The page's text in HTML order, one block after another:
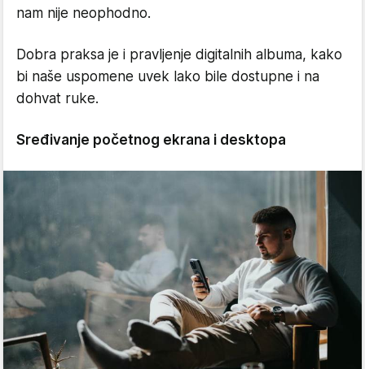
nam nije neophodno.
Dobra praksa je i pravljenje digitalnih albuma, kako
bi naše uspomene uvek lako bile dostupne i na
dohvat ruke.
Sređivanje početnog ekrana i desktopa